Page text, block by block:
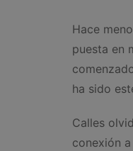
Hace
puesta en
ha sido
Calles
conexión